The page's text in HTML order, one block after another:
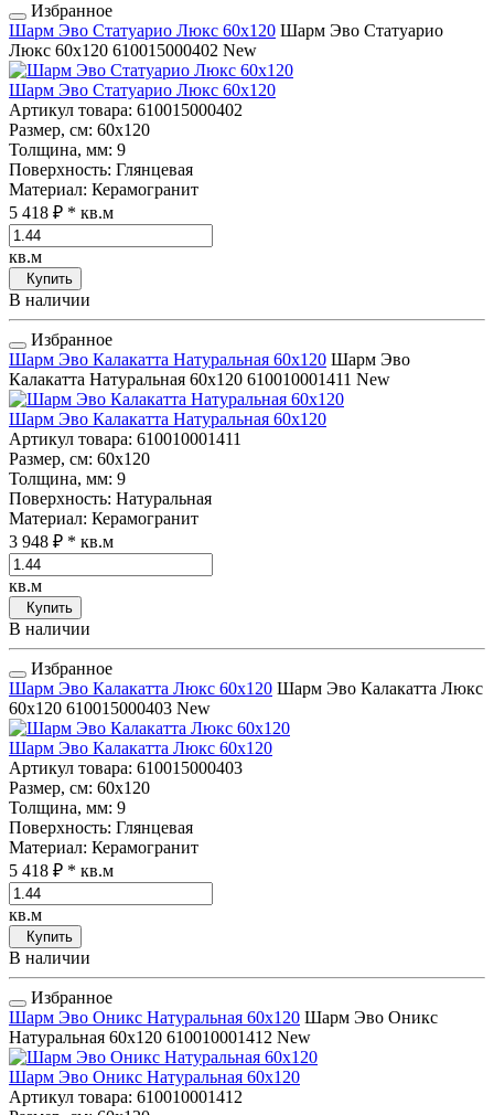
Избранное
Шарм Эво Статуарио Люкс 60x120 Шарм Эво Статуарио
Люкс 60x120 610015000402 New
Шарм Эво Статуарио Люкс 60x120
Артикул товара: 610015000402
Размер, см: 60x120
Толщина, мм: 9
Поверхность: Глянцевая
Материал: Керамогранит
5 418 ₽ * кв.м
кв.м
Купить
В наличии
Избранное
Шарм Эво Калакатта Натуральная 60x120 Шарм Эво
Калакатта Натуральная 60x120 610010001411 New
Шарм Эво Калакатта Натуральная 60x120
Артикул товара: 610010001411
Размер, см: 60x120
Толщина, мм: 9
Поверхность: Натуральная
Материал: Керамогранит
3 948 ₽ * кв.м
кв.м
Купить
В наличии
Избранное
Шарм Эво Калакатта Люкс 60x120 Шарм Эво Калакатта Люкс
60x120 610015000403 New
Шарм Эво Калакатта Люкс 60x120
Артикул товара: 610015000403
Размер, см: 60x120
Толщина, мм: 9
Поверхность: Глянцевая
Материал: Керамогранит
5 418 ₽ * кв.м
кв.м
Купить
В наличии
Избранное
Шарм Эво Оникс Натуральная 60x120 Шарм Эво Оникс
Натуральная 60x120 610010001412 New
Шарм Эво Оникс Натуральная 60x120
Артикул товара: 610010001412